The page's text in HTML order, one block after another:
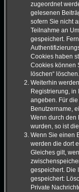
zugeordnet
gelesenen
sofern Sie nicht
Teilnahme an
gespeichert.
Cookies haben
Cookies können
löschen“ löschen.
Weiterhin
Registrierung, in
angeben. Für
Benutzername,
Wenn durch den
wurden, so ist
Wenn Sie einen
werden die dort
Gleiches gilt,
gespeichert. Die
gespeichert:
Private